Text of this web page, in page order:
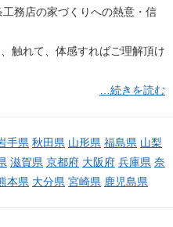
務店の家づくりへの熱意・信
触れて、体感すればご理解頂け
…続きを読む
手県 秋田県 山形県 福島県 山梨
滋賀県 京都府 大阪府 兵庫県 奈
本県 大分県 宮崎県 鹿児島県